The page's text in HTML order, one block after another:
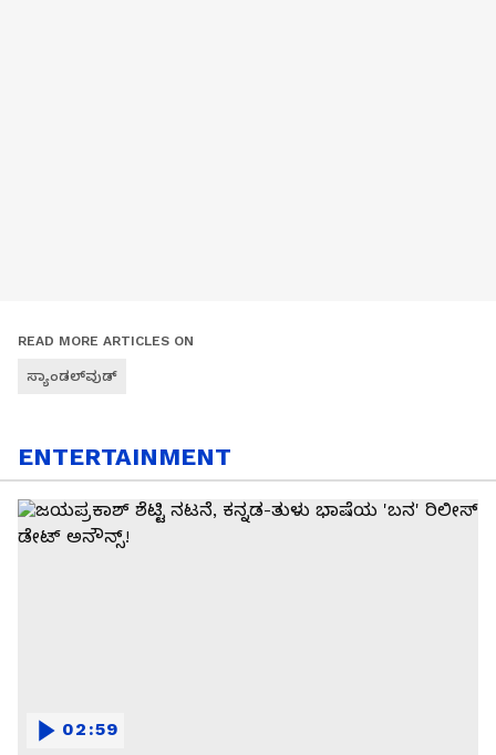
READ MORE ARTICLES ON
ಸ್ಯಾಂಡಲ್‌ವುಡ್
ENTERTAINMENT
02:59